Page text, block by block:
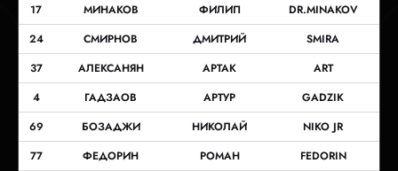
17
МИНАКОВ ФИЛИП
DR.MINAKOV
24
СМИРНОВ ДМИТРИЙ
SMIRA
37
АЛЕКСАНЯН АРТАК
ART
4
ГАДЗАОВ АРТУР
GADZIK
69
БОЗАДЖИ НИКОЛАЙ
NIKO JR
77
ФЕДОРИН РОМАН
FEDORIN